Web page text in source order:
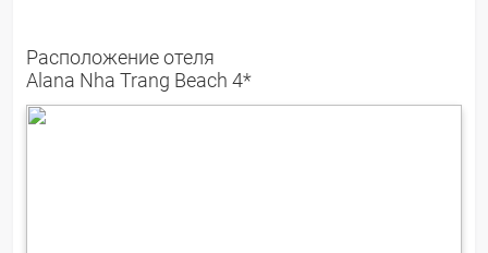
Расположение отеля
Alana Nha Trang Beach 4*